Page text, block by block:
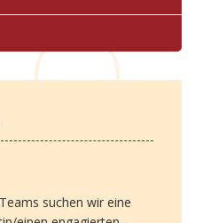
suchen wir eine